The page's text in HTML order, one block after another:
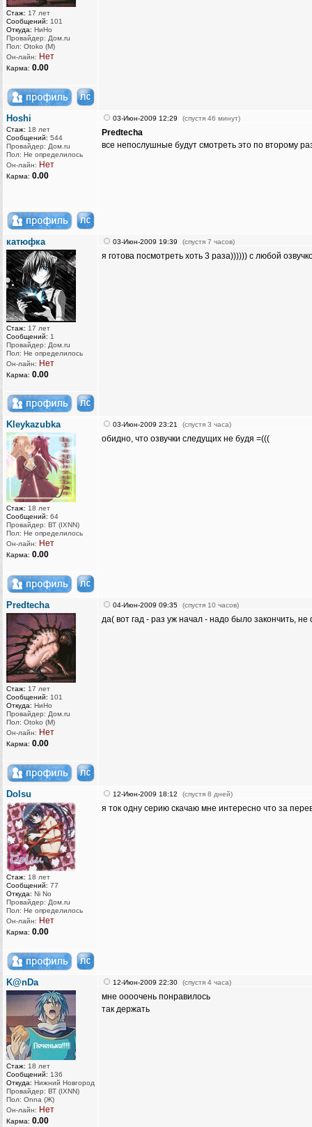
Стаж: 17 лет
Сообщений: 101
Откуда: НиНо
Провайдер: Дом.ru
Пол: Otoko (M)
Он-лайн: Нет
Карма: 0.00
Hoshi
Стаж: 18 лет
Сообщений: 544
Провайдер: Дом.ru
Пол: Не определилось
Он-лайн: Нет
Карма: 0.00
03-Июн-2009 12:29 (спустя 46 минут)
Predtecha
все непослушные будут смотреть это по второму
катюфка
Стаж: 17 лет
Сообщений: 1
Провайдер: Дом.ru
Пол: Не определилось
Он-лайн: Нет
Карма: 0.00
03-Июн-2009 19:39 (спустя 7 часов)
я готова посмотреть хоть 3 раза)))))) с любой
Kleykazubka
Стаж: 18 лет
Сообщений: 64
Провайдер: ВТ (IXNN)
Пол: Не определилось
Он-лайн: Нет
Карма: 0.00
03-Июн-2009 23:21 (спустя 3 часа)
обидно, что озвучки следущих не будя =(((
Predtecha
Стаж: 17 лет
Сообщений: 101
Откуда: НиНо
Провайдер: Дом.ru
Пол: Otoko (M)
Он-лайн: Нет
Карма: 0.00
04-Июн-2009 09:35 (спустя 10 часов)
да( вот гад - раз уж начал - надо было закончить,
Dolsu
Стаж: 18 лет
Сообщений: 77
Откуда: Ni No
Провайдер: Дом.ru
Пол: Не определилось
Он-лайн: Нет
Карма: 0.00
12-Июн-2009 18:12 (спустя 8 дней)
я ток одну серию скачаю мне интересно что за
K@nDa
Стаж: 18 лет
Сообщений: 136
Откуда: Нижний Новгород
Провайдер: ВТ (IXNN)
Пол: Onna (Ж)
Он-лайн: Нет
Карма: 0.00
12-Июн-2009 22:30 (спустя 4 часа)
мне оооочень понравилось
так держать